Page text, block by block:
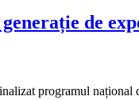
de
programul